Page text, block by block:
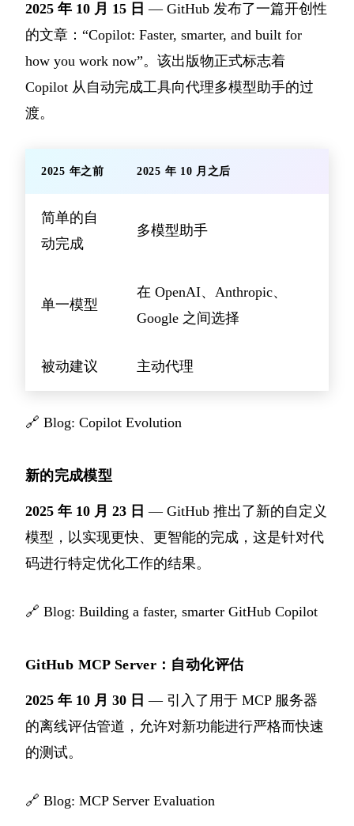
2025 年 10 月 15 日 — GitHub 发布了一篇开创性
的文章：“Copilot: Faster, smarter, and built for
how you work now”。该出版物正式标志着
Copilot 从自动完成工具向代理多模型助手的过
渡。
2025 年之前 2025 年 10 月之后
简单的自
动完成
多模型助手
单一模型
在 OpenAI、Anthropic、
Google 之间选择
被动建议 主动代理
🔗 Blog: Copilot Evolution
新的完成模型
2025 年 10 月 23 日 — GitHub 推出了新的自定义
模型，以实现更快、更智能的完成，这是针对代
码进行特定优化工作的结果。
🔗 Blog: Building a faster, smarter GitHub Copilot
GitHub MCP Server：自动化评估
2025 年 10 月 30 日 — 引入了用于 MCP 服务器
的离线评估管道，允许对新功能进行严格而快速
的测试。
🔗 Blog: MCP Server Evaluation